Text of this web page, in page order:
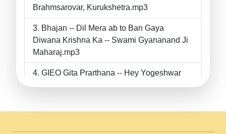
Brahmsarovar, Kurukshetra.mp3
Bhajan -- Dil Mera ab to Ban Gaya
Diwana Krishna Ka -- Swami Gyananand Ji
Maharaj.mp3
GIEO Gita Prarthana -- Hey Yogeshwar
II Swami Gyananand Ji Maharaj.mp3